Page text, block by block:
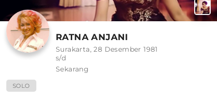
RATNA ANJANI
Surakarta, 28 Desember 1981
s/d
Sekarang
SOLO